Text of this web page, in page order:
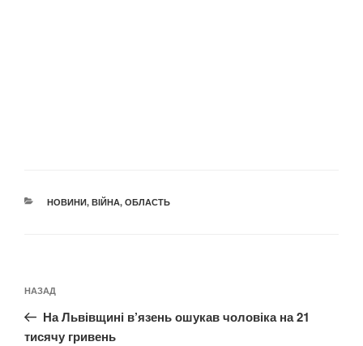
КАТЕГОРІЇ
НОВИНИ, ВІЙНА, ОБЛАСТЬ
записів
Попередній
запис:
НАЗАД
На Львівщині в’язень ошукав чоловіка на 21
тисячу гривень